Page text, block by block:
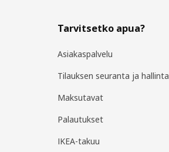
Tarvitsetko apua?
Asiakaspalvelu
Tilauksen seuranta ja hallinta
Maksutavat
Palautukset
IKEA-takuu